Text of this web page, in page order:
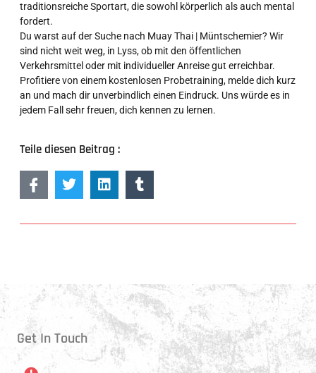
traditionsreiche Sportart, die sowohl körperlich als auch mental
fordert.
Du warst auf der Suche nach Muay Thai | Müntschemier? Wir
sind nicht weit weg, in Lyss, ob mit den öffentlichen
Verkehrsmittel oder mit individueller Anreise gut erreichbar.
Profitiere von einem kostenlosen Probetraining, melde dich kurz
an und mach dir unverbindlich einen Eindruck. Uns würde es in
jedem Fall sehr freuen, dich kennen zu lernen.
Teile diesen Beitrag :
Get In Touch